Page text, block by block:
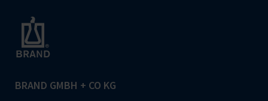
BRAND GMBH + CO KG